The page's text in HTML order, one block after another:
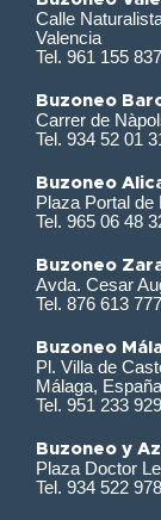
Calle
Valencia
Tel. 961 155 837
Buzoneo
Carrer de
Tel. 934 52 01
Buzoneo
Plaza Portal de
Tel. 965 06 48
Buzoneo
Avda. Cesar
Tel. 876 613 777
Buzoneo
Pl. Villa de
Málaga, España
Tel. 951 233 929
Buzoneo y
Plaza Doctor
Tel. 934 522 978